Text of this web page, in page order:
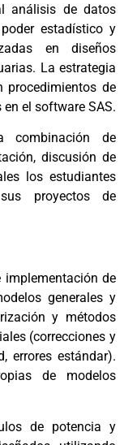
análisis de datos
estadístico y
en diseños
La estrategia
procedimientos de
el software SAS.
combinación de
discusión de
los estudiantes
proyectos de
implementación de
generales y
y métodos
(correcciones y
errores estándar).
de modelos
de potencia y